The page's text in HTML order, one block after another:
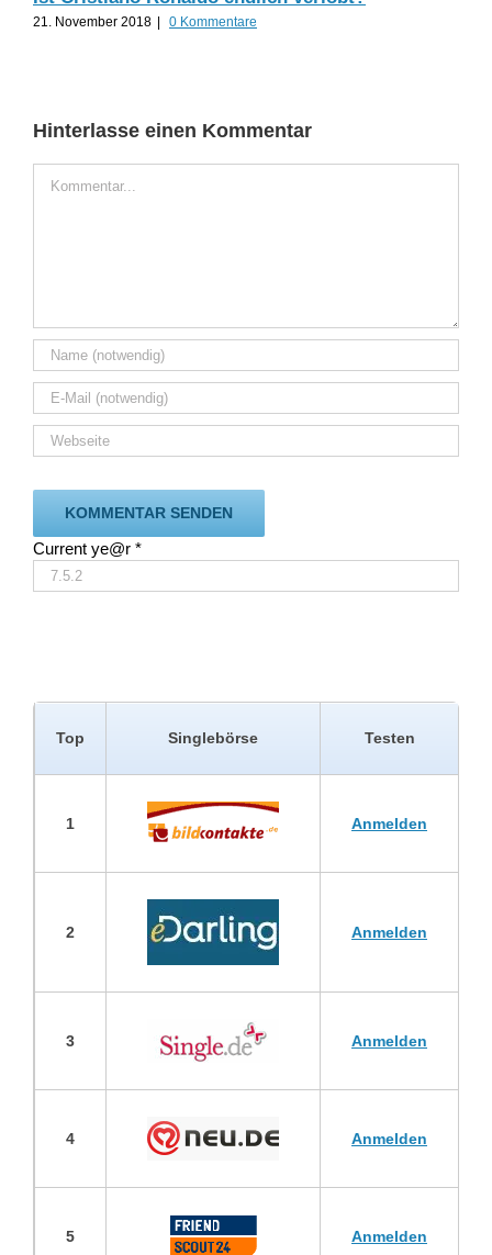
21. November 2018 | 0 Kommentare
Hinterlasse einen Kommentar
Current ye@r *
Top Singlebörse Testen
1 Anmelden
2 Anmelden
3 Anmelden
4 Anmelden
5 Anmelden